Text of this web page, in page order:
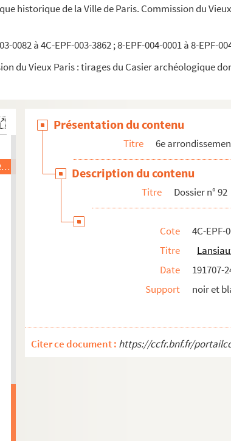
historique de la Ville de Paris. Commission du
0082 à 4C-EPF-003-3862 ; 8-EPF-004-0001 à 8-EPF-
du Vieux Paris : tirages du Casier archéologique
Lansiaux, Charles (Photographe) Paris. Rue de Nevers.
Présentation du contenu
Titre 6e
Description du contenu
Titre Dossier n° 92
Cote
4C-EPF-
Titre
Date
191707-
Support
noir et
Citer ce document : https://ccfr.bnf.fr/